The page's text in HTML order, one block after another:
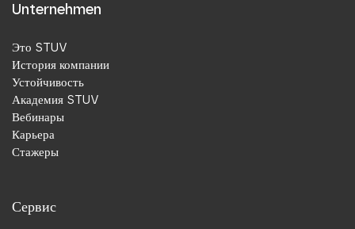
Unternehmen
Это STUV
История компании
Устойчивость
Академия STUV
Вебинары
Карьера
Стажеры
Сервис